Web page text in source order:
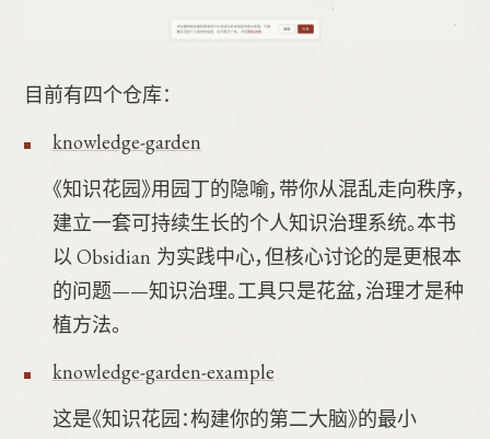
目前有四个仓库：
knowledge-garden
《知识花园》用园丁的隐喻，带你从混乱走向秩序，
建立一套可持续生长的个人知识治理系统。本书
以 Obsidian 为实践中心，但核心讨论的是更根本
的问题——知识治理。工具只是花盆，治理才是种
植方法。
knowledge-garden-example
这是《知识花园：构建你的第二大脑》的最小